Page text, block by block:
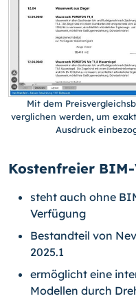
Mit dem
verglichen werden, um
Ausdruck
Kostenfreier
steht auch ohne
Verfügung
Bestandteil von
2025.1
ermöglicht eine
Modellen durch